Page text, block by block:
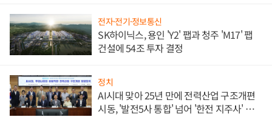
전자·전기·정보통신
SK하이닉스, 용인 'Y2' 팹과 청주 'M17' 팹
건설에 54조 투자 결정
정치
AI시대 맞아 25년 만에 전력산업 구조개편
시동, '발전5사 통합' 넘어 '한전 지주사' 재편